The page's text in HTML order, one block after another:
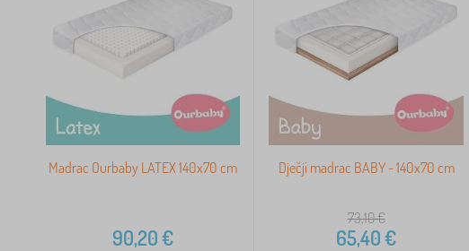
Madrac Ourbaby LATEX 140x70 cm
90,20€
Dječji madrac BABY - 140x70 cm
73,10€
65,40€